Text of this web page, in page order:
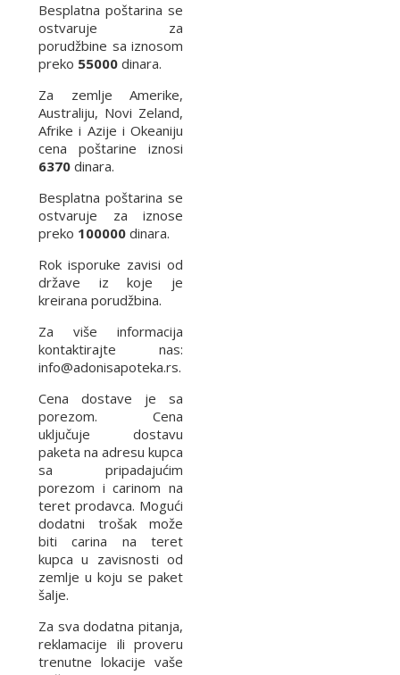
Besplatna poštarina se
ostvaruje za
porudžbine sa iznosom
preko 55000 dinara.
Za zemlje Amerike,
Australiju, Novi Zeland,
Afrike i Azije i Okeaniju
cena poštarine iznosi
6370 dinara.
Besplatna poštarina se
ostvaruje za iznose
preko 100000 dinara.
Rok isporuke zavisi od
države iz koje je
kreirana porudžbina.
Za više informacija
kontaktirajte nas:
info@adonisapoteka.rs.
Cena dostave je sa
porezom. Cena
uključuje dostavu
paketa na adresu kupca
sa pripadajućim
porezom i carinom na
teret prodavca. Mogući
dodatni trošak može
biti carina na teret
kupca u zavisnosti od
zemlje u koju se paket
šalje.
Za sva dodatna pitanja,
reklamacije ili proveru
trenutne lokacije vaše